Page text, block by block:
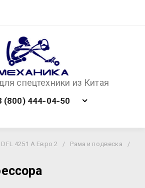
спецтехники из Китая
(800) 444-04-50
DFL 4251 A Евро 2 / Рама и подвеска
/